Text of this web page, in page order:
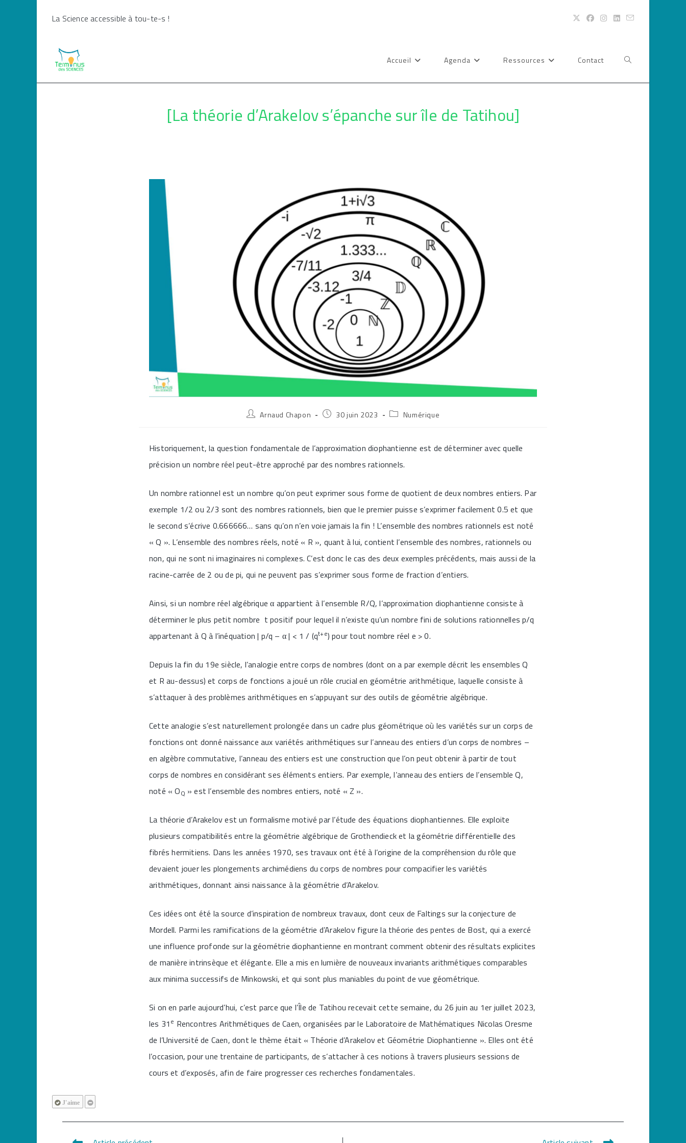
La Science accessible à tou-te-s !
Accueil Agenda Ressources Contact Toggle
[La théorie d’Arakelov s’épanche sur île de Tatihou]
Auteur/autrice
publication :
Arnaud Chapon
Publication
30 juin 2023
PostNumérique
Historiquement, la question fondamentale de l’approximation diophantienne est de déterminer avec quelle
précision un nombre réel peut-être approché par des nombres rationnels.
Un nombre rationnel est un nombre qu’on peut exprimer sous forme de quotient de deux nombres entiers. Par
exemple 1/2 ou 2/3 sont des nombres rationnels, bien que le premier puisse s’exprimer facilement 0.5 et que
le second s’écrive 0.666666… sans qu’on n’en voie jamais la fin ! L’ensemble des nombres rationnels est noté
« Q ». L’ensemble des nombres réels, noté « R », quant à lui, contient l’ensemble des nombres, rationnels ou
non, qui ne sont ni imaginaires ni complexes. C’est donc le cas des deux exemples précédents, mais aussi de la
racine-carrée de 2 ou de pi, qui ne peuvent pas s’exprimer sous forme de fraction d’entiers.
Ainsi, si un nombre réel algébrique α appartient à l’ensemble R/Q, l’approximation diophantienne consiste à
déterminer le plus petit nombre t positif pour lequel il n’existe qu’un nombre fini de solutions rationnelles p/q
appartenant à Q à l’inéquation | p/q – α | < 1 / (qt+e) pour tout nombre réel e > 0.
Depuis la fin du 19e siècle, l’analogie entre corps de nombres (dont on a par exemple décrit les ensembles Q
et R au-dessus) et corps de fonctions a joué un rôle crucial en géométrie arithmétique, laquelle consiste à
s’attaquer à des problèmes arithmétiques en s’appuyant sur des outils de géométrie algébrique.
Cette analogie s’est naturellement prolongée dans un cadre plus géométrique où les variétés sur un corps de
fonctions ont donné naissance aux variétés arithmétiques sur l’anneau des entiers d’un corps de nombres –
en algèbre commutative, l’anneau des entiers est une construction que l’on peut obtenir à partir de tout
corps de nombres en considérant ses éléments entiers. Par exemple, l’anneau des entiers de l’ensemble Q,
noté « OQ » est l’ensemble des nombres entiers, noté « Z ».
La théorie d’Arakelov est un formalisme motivé par l’étude des équations diophantiennes. Elle exploite
plusieurs compatibilités entre la géométrie algébrique de Grothendieck et la géométrie différentielle des
fibrés hermitiens. Dans les années 1970, ses travaux ont été à l’origine de la compréhension du rôle que
devaient jouer les plongements archimédiens du corps de nombres pour compacifier les variétés
arithmétiques, donnant ainsi naissance à la géométrie d’Arakelov.
Ces idées ont été la source d’inspiration de nombreux travaux, dont ceux de Faltings sur la conjecture de
Mordell. Parmi les ramifications de la géométrie d’Arakelov figure la théorie des pentes de Bost, qui a exercé
une influence profonde sur la géométrie diophantienne en montrant comment obtenir des résultats explicites
de manière intrinsèque et élégante. Elle a mis en lumière de nouveaux invariants arithmétiques comparables
aux minima successifs de Minkowski, et qui sont plus maniables du point de vue géométrique.
Si on en parle aujourd’hui, c’est parce que l’Île de Tatihou recevait cette semaine, du 26 juin au 1er juillet 2023,
les 31 e Rencontres Arithmétiques de Caen, organisées par le Laboratoire de Mathématiques Nicolas Oresme
de l’Université de Caen, dont le thème était « Théorie d’Arakelov et Géométrie Diophantienne ». Elles ont été
l’occasion, pour une trentaine de participants, de s’attacher à ces notions à travers plusieurs sessions de
cours et d’exposés, afin de faire progresser ces recherches fondamentales.
J'aime